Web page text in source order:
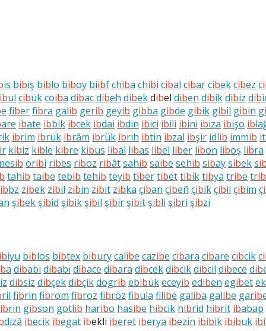
is bibiş biblo biboy biibfchiba chibi cibal cibarcibekcibez c
ibul cibükcoiba dibacdibeh dibekdibel diben dibikdibiz dib
e fiberfibra galib gerib geyib gibba gibde gibik gibil gibin g
are ibate ibbik ibcek ibdai ibdin ibici ibili ibini ibiza ibişo ib
ibrim ibruk ibrâm ibrük ibrıh ibtin ibzal ibşir idlib immib
ir kibiz kible kibre kibus libal libas libel liber libon liboş libra
nesib oribi ribes riboz ribâtsahib saibe sehib sibaysibeksib
tahib taibe tebib tehib teyib tibertibettibiktibya tribe trib
ibbz zibek zibil zibin zibit zibka çiban çibeñ çibikçibil çibim ç
şibekşibid şibikşibil şibirşibitşibli şibri şibzi
ibiyu biblos bibtex biburycalibe cazibe cibara cibare cibcikc
a dibabi dibabı dibace dibara dibcekdibcikdibcil dibece dib
dibsiz dibçekdibçikdogrib ebibükeceyib ediben egibet
ril fibrin fibrom fibroz fibröz fibula filibe galiba galibe garib
ibrin gibson gotlib haribo hasibe hibcik hibrid hibrit ibabap
dizâ ibecik ibegat ibekli iberet iberya ibezin ibibik ibibuk ib